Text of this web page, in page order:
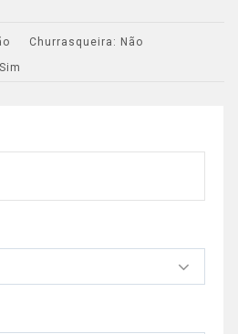
Churrasqueira: Não
Sim